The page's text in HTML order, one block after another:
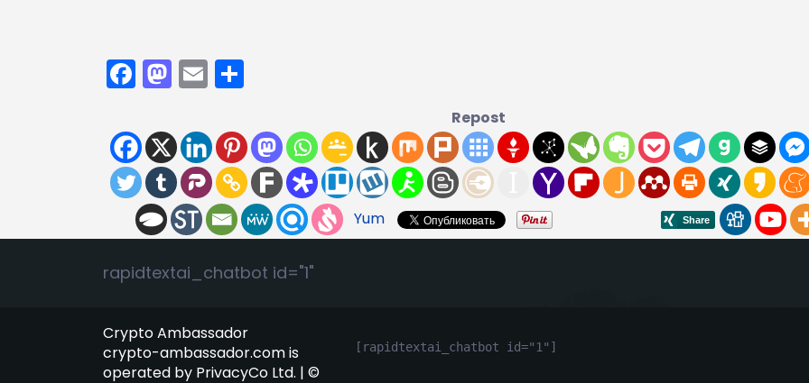
Facebook
Mastodon
Email
Repost
Yum
rapidtextai_chatbot id="1"
Crypto Ambassador
crypto-ambassador.com is
operated by PrivacyCo Ltd. | ©
[rapidtextai_chatbot id="1"]